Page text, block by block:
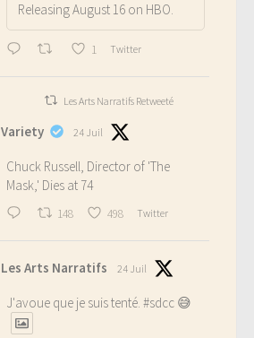
Releasing August 16 on HBO.
1 Twitter
Les Arts Narratifs Retweeté
Variety 24 Juil
Chuck Russell, Director of 'The
Mask,' Dies at 74
148 498 Twitter
Les Arts Narratifs 24 Juil
J'avoue que je suis tenté. #sdcc 😅